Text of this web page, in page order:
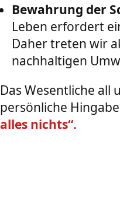
Bewahrung der
Leben erfordert
Daher treten wir
nachhaltigen
Das Wesentliche all
persönliche
alles nichts“.